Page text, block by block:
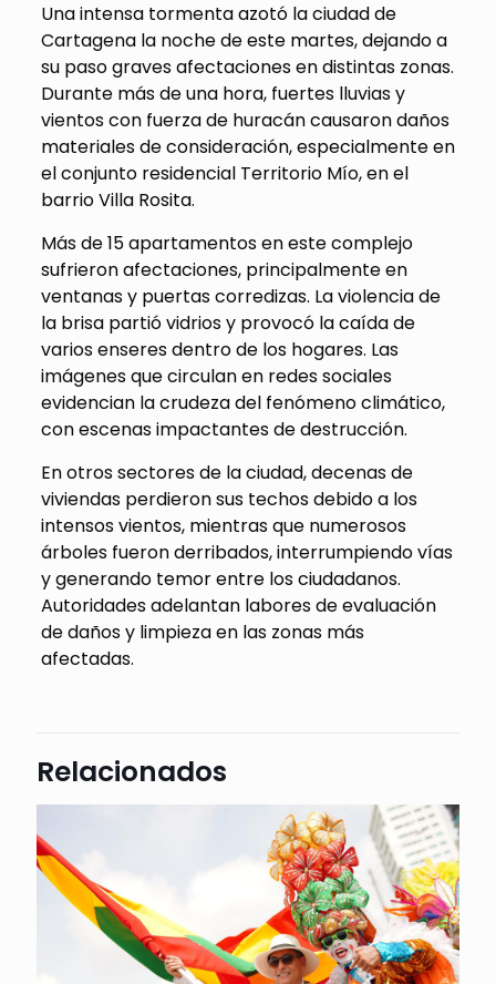
Una intensa tormenta azotó la ciudad de
Cartagena la noche de este martes, dejando a
su paso graves afectaciones en distintas zonas.
Durante más de una hora, fuertes lluvias y
vientos con fuerza de huracán causaron daños
materiales de consideración, especialmente en
el conjunto residencial Territorio Mío, en el
barrio Villa Rosita.
Más de 15 apartamentos en este complejo
sufrieron afectaciones, principalmente en
ventanas y puertas corredizas. La violencia de
la brisa partió vidrios y provocó la caída de
varios enseres dentro de los hogares. Las
imágenes que circulan en redes sociales
evidencian la crudeza del fenómeno climático,
con escenas impactantes de destrucción.
En otros sectores de la ciudad, decenas de
viviendas perdieron sus techos debido a los
intensos vientos, mientras que numerosos
árboles fueron derribados, interrumpiendo vías
y generando temor entre los ciudadanos.
Autoridades adelantan labores de evaluación
de daños y limpieza en las zonas más
afectadas.
Relacionados